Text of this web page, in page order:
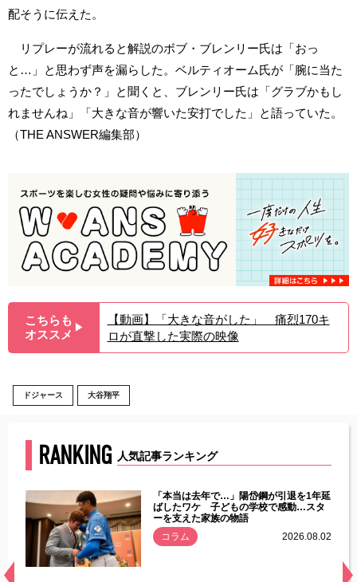
配そうに伝えた。
リプレーが流れると解説のボブ・ブレンリー氏は「おっ
と…」と思わず声を漏らした。ベルティオーム氏が「腕に当た
ったでしょうか？」と聞くと、ブレンリー氏は「グラブかもし
れませんね」「大きな音が響いた安打でした」と語っていた。
（THE ANSWER編集部）
こちらも
オススメ ▶︎
【動画】「大きな音がした」 痛烈170キ
ロが直撃した実際の映像
ドジャース 大谷翔平
RANKING 人気記事ランキング
「本当は去年で…」陽岱鋼が引退を1年延
ばしたワケ 子どもの学校で感動…スタ
ーを支えた家族の物語
コラム
2026.08.02